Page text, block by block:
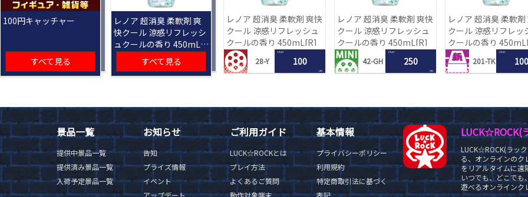
100円キャッチャー
すべて見る
レノア 超消臭 柔軟剤 爽
快クール 涼感リフレッシ
ュクールの香り 450mL
すべて見る
レノア 超消臭 柔軟剤 爽快
クール 涼感リフレッシュ
クールの香り 450mL[R]
28-Y
1 PLAY
100
LRC
レノア 超消臭 柔軟剤 爽快
クール 涼感リフレッシュ
クールの香り 450mL[R]
42-GH
1 PLAY
250
LRC
レノア 超消臭 柔軟剤
クール 涼感リフレッ
クールの香り
201-TK
1 PLAY
100
景品一覧
提供中景品一覧
提供済み景品一覧
入荷予定景品一覧
お知らせ
告知
プライズ情報
イベント
アップデート
ご利用ガイド
LUCK☆ROCKとは
プレイ方法
よくあるご質問
動作対象端末
基本情報
プライバシーポリシー
利用規約
特定商取引法に基づく
表記
LUCK☆ROCK(
LUCK☆ROCK(ラッ
る、オンラインのク
をリアルタイムに遠
いつでも、どこでも
遊べるオンラインク